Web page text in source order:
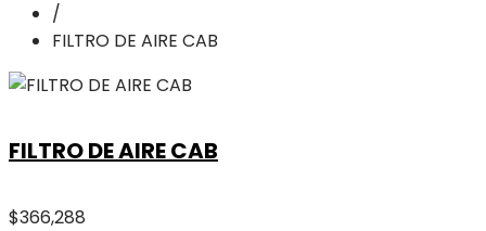
/
FILTRO DE AIRE CAB
FILTRO DE AIRE CAB
$366,288